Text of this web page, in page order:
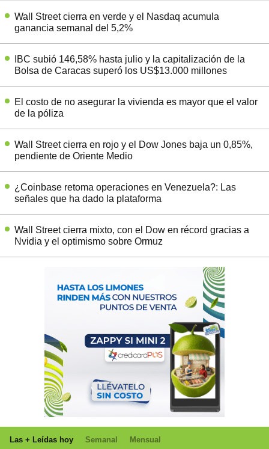
Wall Street cierra en verde y el Nasdaq acumula
ganancia semanal del 5,2%
IBC subió 146,58% hasta julio y la capitalización de la
Bolsa de Caracas superó los US$13.000 millones
El costo de no asegurar la vivienda es mayor que el valor
de la póliza
Wall Street cierra en rojo y el Dow Jones baja un 0,85%,
pendiente de Oriente Medio
¿Coinbase retoma operaciones en Venezuela?: Las
señales que ha dado la plataforma
Wall Street cierra mixto, con el Dow en récord gracias a
Nvidia y el optimismo sobre Ormuz
Las + Leídas hoy Semanal Mensual